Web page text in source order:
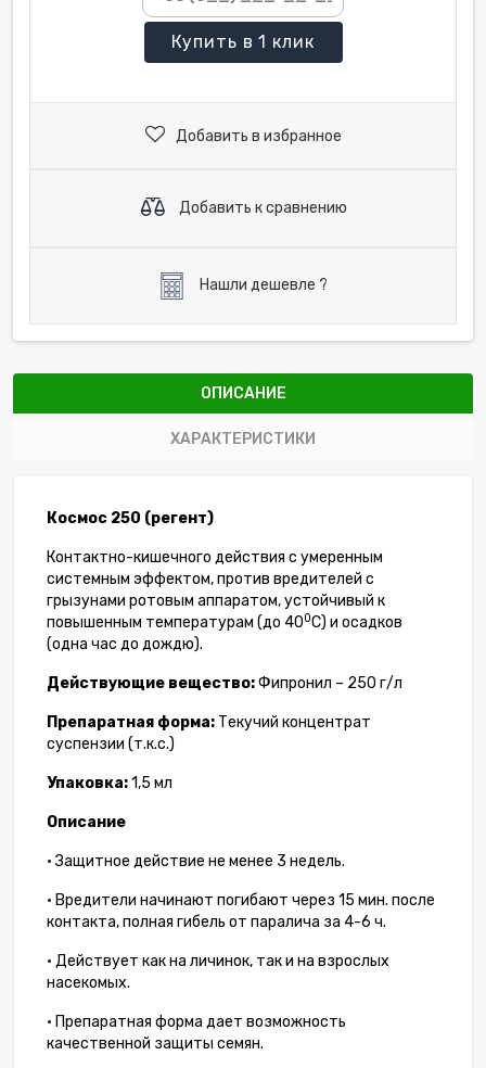
Купить в 1 клик
Добавить в избранное
Добавить к сравнению
Нашли дешевле ?
ОПИСАНИЕ
ХАРАКТЕРИСТИКИ
Космос 250 (регент)
Контактно-кишечного действия с умеренным
системным эффектом, против вредителей с
грызунами ротовым аппаратом, устойчивый к
повышенным температурам (до 400С) и осадков
(одна час до дождю).
Действующие вещество:Фипронил – 250 г/л
Препаратная форма: Текучий концентрат
суспензии (т.к.с.)
Упаковка:1,5 мл
Описание
• Защитное действие не менее 3 недель.
• Вредители начинают погибают через 15 мин. после
контакта, полная гибель от паралича за 4-6 ч.
• Действует как на личинок, так и на взрослых
насекомых.
• Препаратная форма дает возможность
качественной защиты семян.